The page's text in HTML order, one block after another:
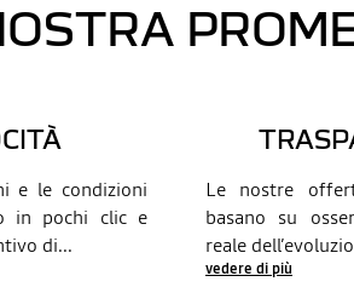
e le condizioni
in pochi clic e
di...
Le nostre
basano su
reale
vedere di più